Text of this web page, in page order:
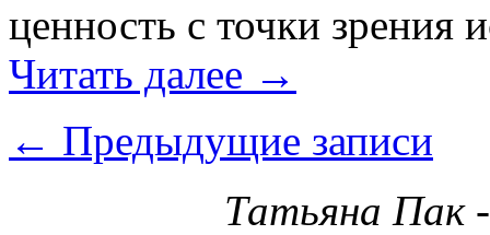
ценность с точки
Читать далее →
← Предыдущие записи
Татьяна Пак